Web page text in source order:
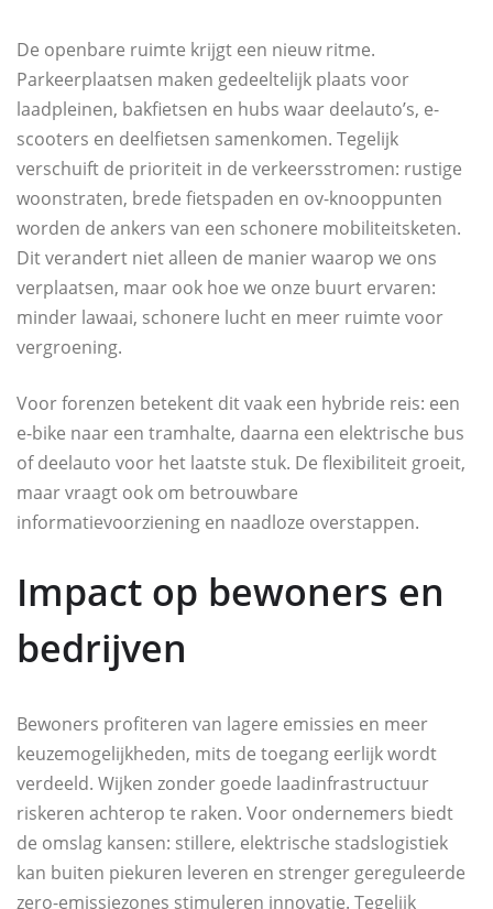
De openbare ruimte krijgt een nieuw ritme.
Parkeerplaatsen maken gedeeltelijk plaats voor
laadpleinen, bakfietsen en hubs waar deelauto’s, e-
scooters en deelfietsen samenkomen. Tegelijk
verschuift de prioriteit in de verkeersstromen: rustige
woonstraten, brede fietspaden en ov-knooppunten
worden de ankers van een schonere mobiliteitsketen.
Dit verandert niet alleen de manier waarop we ons
verplaatsen, maar ook hoe we onze buurt ervaren:
minder lawaai, schonere lucht en meer ruimte voor
vergroening.
Voor forenzen betekent dit vaak een hybride reis: een
e-bike naar een tramhalte, daarna een elektrische bus
of deelauto voor het laatste stuk. De flexibiliteit groeit,
maar vraagt ook om betrouwbare
informatievoorziening en naadloze overstappen.
Impact op bewoners en
bedrijven
Bewoners profiteren van lagere emissies en meer
keuzemogelijkheden, mits de toegang eerlijk wordt
verdeeld. Wijken zonder goede laadinfrastructuur
riskeren achterop te raken. Voor ondernemers biedt
de omslag kansen: stillere, elektrische stadslogistiek
kan buiten piekuren leveren en strenger gereguleerde
zero-emissiezones stimuleren innovatie. Tegelijk